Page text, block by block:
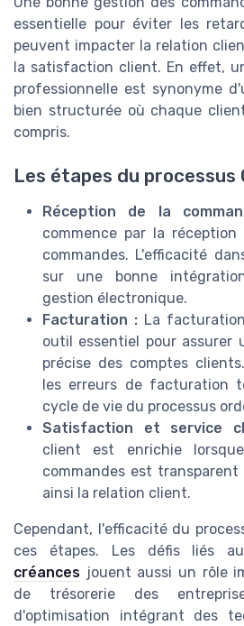
essentielle pour éviter les
peuvent impacter la relation
la satisfaction client. En effet,
professionnelle est synonyme
bien structurée où chaque
compris.
Les étapes du processus
Réception de la
commence par la
commandes. L'efficacité
sur une bonne
gestion électronique.
Facturation :La
outil essentiel pour assurer
précise des comptes
les erreurs de facturation
cycle de vie du processus
Satisfaction et service
client est enrichie
commandes est
ainsi la relation client.
Cependant, l'efficacité du
ces étapes. Les défis liés
créances jouent aussi un rôle
de trésorerie des
d'optimisation intégrant des